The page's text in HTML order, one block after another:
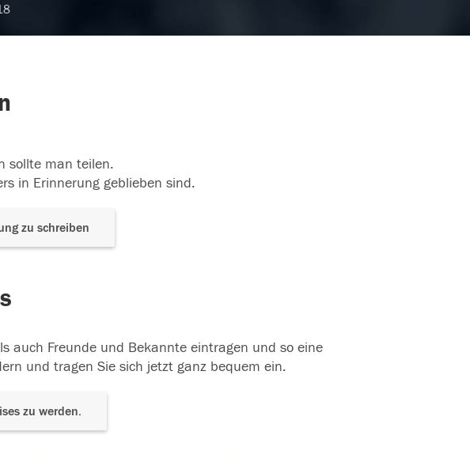
sollte man teilen.
in Erinnerung geblieben sind.
zu schreiben
auch Freunde und Bekannte eintragen und so eine
und tragen Sie sich jetzt ganz bequem ein.
zu werden.